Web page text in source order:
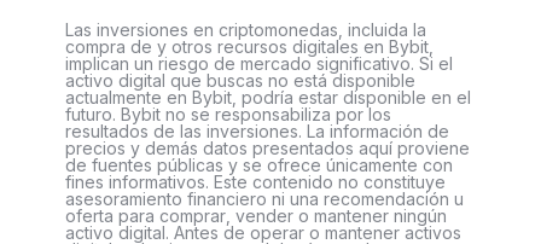
Las inversiones en criptomonedas, incluida la
compra de y otros recursos digitales en Bybit,
implican un riesgo de mercado significativo. Si el
activo digital que buscas no está disponible
actualmente en Bybit, podría estar disponible en el
futuro. Bybit no se responsabiliza por los
resultados de las inversiones. La información de
precios y demás datos presentados aquí proviene
de fuentes públicas y se ofrece únicamente con
fines informativos. Este contenido no constituye
asesoramiento financiero ni una recomendación u
oferta para comprar, vender o mantener ningún
activo digital. Antes de operar o mantener activos